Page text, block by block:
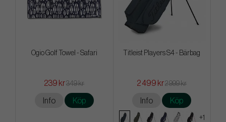
Ogio Golf Towel - Safari
239 kr349 kr
Info Köp
Titleist Players S4 - Bärbag
2 499 kr2 999 kr
Info Köp
+1